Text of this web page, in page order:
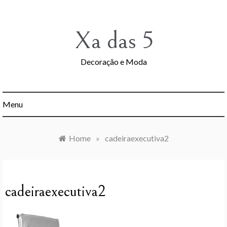
Xa das 5
Decoração e Moda
Menu
Home » cadeiraexecutiva2
cadeiraexecutiva2